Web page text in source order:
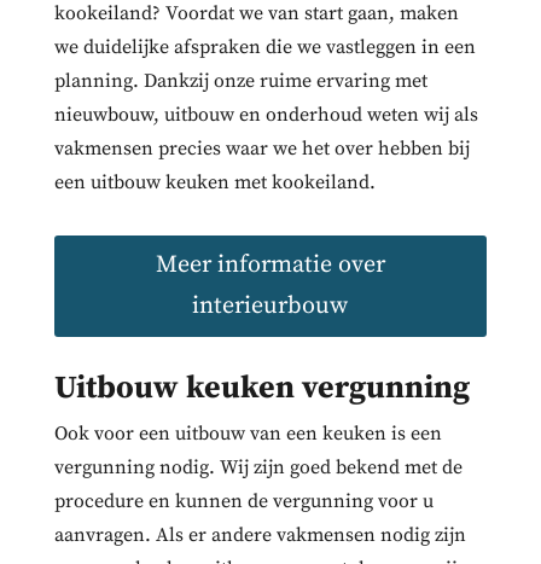
kookeiland? Voordat we van start gaan, maken
we duidelijke afspraken die we vastleggen in een
planning. Dankzij onze ruime ervaring met
nieuwbouw, uitbouw en onderhoud weten wij als
vakmensen precies waar we het over hebben bij
een uitbouw keuken met kookeiland.
Meer informatie over
interieurbouw
Uitbouw keuken vergunning
Ook voor een uitbouw van een keuken is een
vergunning nodig. Wij zijn goed bekend met de
procedure en kunnen de vergunning voor u
aanvragen. Als er andere vakmensen nodig zijn